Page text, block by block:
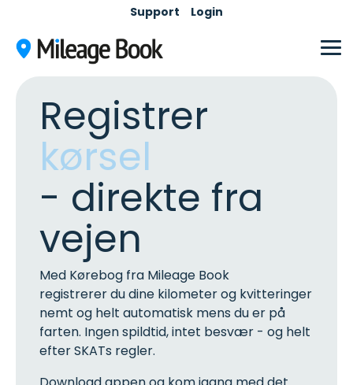
the
main
content.
Support Login
Registrer
kørsel
- direkte fra
vejen
Med Kørebog fra Mileage Book
registrerer du dine kilometer og kvitteringer
nemt og helt automatisk mens du er på
farten. Ingen spildtid, intet besvær - og helt
efter SKATs regler.